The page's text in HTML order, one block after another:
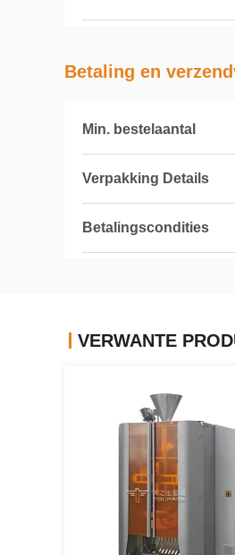
Betaling en
Min. bestelaantal
Verpakking Details
Betalingscondities